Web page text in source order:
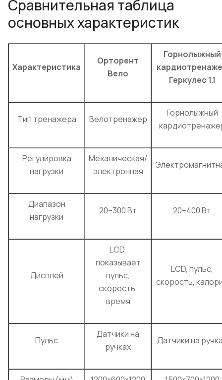
Сравнительная таблица
основных характеристик
Характеристика
Орторент
Вело
Горнолыжный
Геркулес 1.1
Тип тренажера Велотренажер
Горнолыжный
Регулировка
нагрузки
Механическая/
электронная
Диапазон
нагрузки
20–300 Вт 20–400 Вт
Дисплей
LCD,
показывает
пульс,
скорость,
время
LCD, пульс,
скорость,
Пульс
Датчики на
ручках
Датчики на